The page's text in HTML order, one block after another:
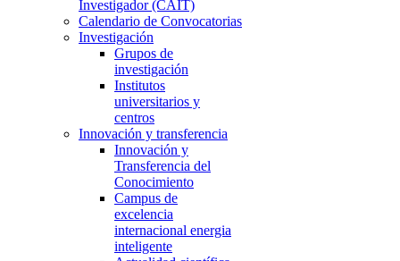
Investigador (CAIT)
Calendario de Convocatorias
Investigación
Grupos de
investigación
Institutos
universitarios y
centros
Innovación y transferencia
Innovación y
Transferencia del
Conocimiento
Campus de
excelencia
internacional energia
inteligente